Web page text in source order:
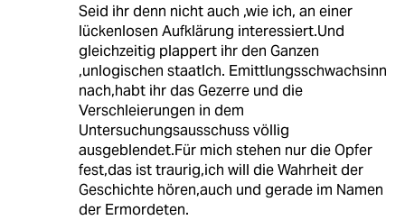
Seid ihr denn nicht auch ,wie ich, an einer
lückenlosen Aufklärung interessiert.Und
gleichzeitig plappert ihr den Ganzen
,unlogischen staatlch. Emittlungsschwachsinn
nach,habt ihr das Gezerre und die
Verschleierungen in dem
Untersuchungsausschuss völlig
ausgeblendet.Für mich stehen nur die Opfer
fest,das ist traurig,ich will die Wahrheit der
Geschichte hören,auch und gerade im Namen
der Ermordeten.